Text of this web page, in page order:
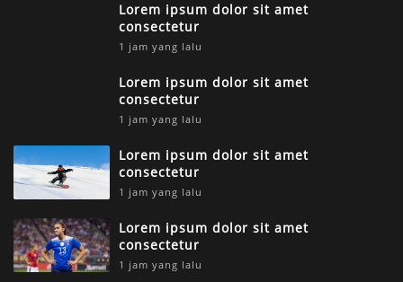
Lorem ipsum dolor sit amet
consectetur
1 jam yang lalu
Lorem ipsum dolor sit amet
consectetur
1 jam yang lalu
Lorem ipsum dolor sit amet
consectetur
1 jam yang lalu
Lorem ipsum dolor sit amet
consectetur
1 jam yang lalu